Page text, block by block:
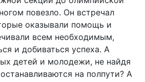
повезло. Он встречал
оказывали помощь и
всем необходимым,
и добиваться успеха. А
детей и молодежи, не найдя
на полпути? А